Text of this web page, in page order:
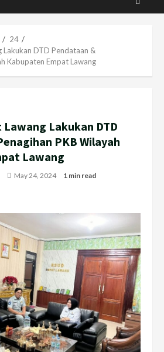
24
Lakukan DTD Pendataan &
Kabupaten Empat Lawang
Lakukan DTD
PKB Wilayah
Lawang
May 24, 2024 1 min read